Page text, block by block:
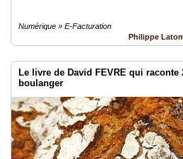
Numérique » E-Facturation
Philippe
Le livre de David FEVRE qui
boulanger